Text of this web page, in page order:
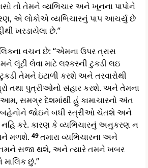
તો તેમને વ્યભિચાર અને ખૂનના પાપોને
એ લોકોએ વ્યભિચારનું પાપ આચર્યુ છે
ખરડાયેલા છે.”
વચન છે: “એમના ઉપર ત્રાસ
લૂંટી લેવા માટે લશ્કરની ટુકડી લઇ
તેમને ઇંટાળી કરશે અને તરવારોથી
તથા પુત્રીઓનો સંહાર કરશે. અને તેમના
આમ, સમગ્ર દેશમાંથી હું કામાચારનો અંત
જોઇને બધી સ્ત્રીઓ ચેતશે અને
નહિ કરે. કારણ કે વ્યભિચારનું અનુકરણ ન
મળશે. 49તમારા વ્યભિચારના અને
તમને સજા થશે, અને ત્યારે તમને ખબર
છું.”